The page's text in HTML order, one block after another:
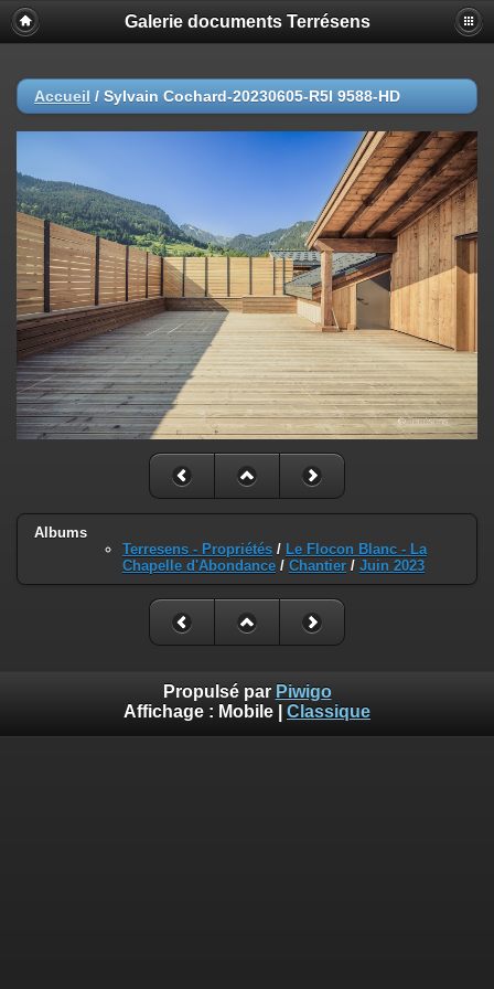
Galerie documents Terrésens
Accueil / Sylvain Cochard-20230605-R5I 9588-HD
Albums
Terresens - Propriétés / Le Flocon Blanc - La
Chapelle d'Abondance / Chantier / Juin 2023
Propulsé par Piwigo
Affichage : Mobile Classique